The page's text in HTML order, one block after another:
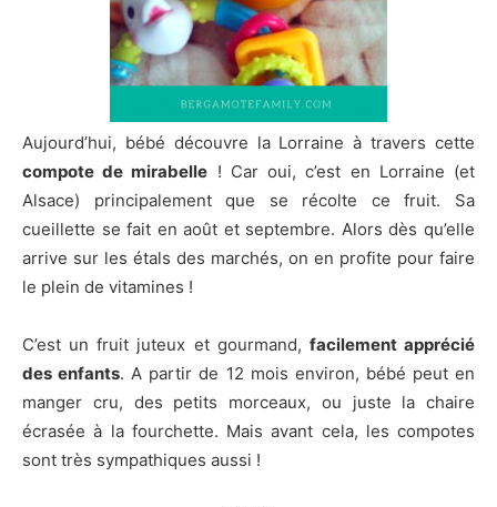
Aujourd’hui, bébé découvre la Lorraine à travers cette
compote de mirabelle ! Car oui, c’est en Lorraine (et
Alsace) principalement que se récolte ce fruit. Sa
cueillette se fait en août et septembre. Alors dès qu’elle
arrive sur les étals des marchés, on en profite pour faire
le plein de vitamines !
C’est un fruit juteux et gourmand, facilement apprécié
des enfants. A partir de 12 mois environ, bébé peut en
manger cru, des petits morceaux, ou juste la chaire
écrasée à la fourchette. Mais avant cela, les compotes
sont très sympathiques aussi !